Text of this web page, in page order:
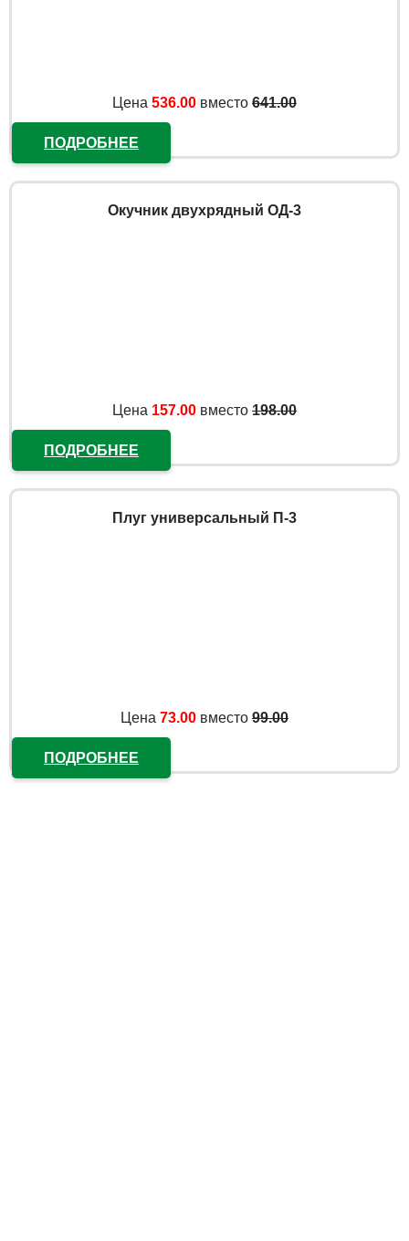
Цена 536.00 вместо 641.00
ПОДРОБНЕЕ
Окучник двухрядный ОД-3
Цена 157.00 вместо 198.00
ПОДРОБНЕЕ
Плуг универсальный П-3
Цена 73.00 вместо 99.00
ПОДРОБНЕЕ